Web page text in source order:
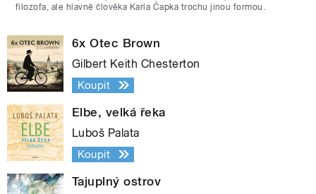
filozofa, ale hlavně člověka Karla Čapka trochu jinou formou.
6x Otec Brown
Gilbert Keith Chesterton
Koupit
Elbe, velká řeka
Luboš Palata
Koupit
Tajuplný ostrov